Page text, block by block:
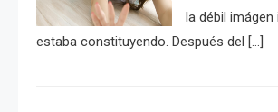
la débil
estaba constituyendo. Después del […]